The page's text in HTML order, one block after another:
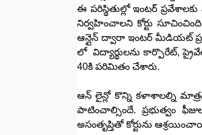
ఈ పరిస్థితుల్లో ఇంటర్
నిర్వహించాలని కోర్టు
ఆన్లైన్ ద్వారా ఇంటర్ మీడియట్
లో విద్యార్థులను కార్పొరేట్,
40కి పరిమితం చేశారు.
ఆన్ లైన్లో కొన్ని కళాశాలల్ని మాత్రమే
పాటించాల్సిందే. ప్రభుత్వం
అసంతృప్తితో కోర్టును